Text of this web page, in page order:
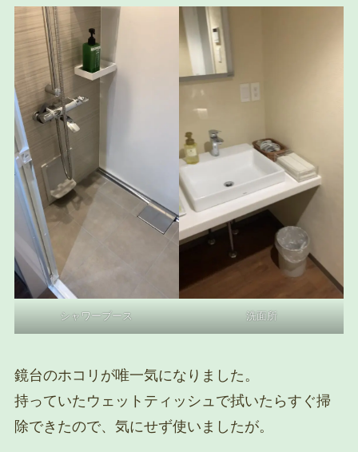
シャワーブース 洗面所
鏡台のホコリが唯一気になりました。
持っていたウェットティッシュで拭いたらすぐ掃
除できたので、気にせず使いましたが。